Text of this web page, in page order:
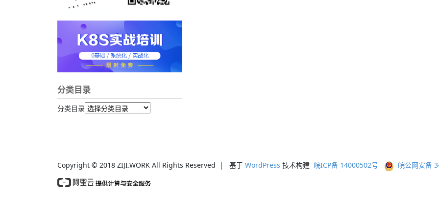
分类目录
分类目录
Copyright © 2018 ZIJI.WORK All Rights Reserved | 基于 WordPress 技术构建 皖ICP备 14000502号 皖公网安备